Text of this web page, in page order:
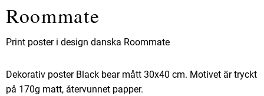
Roommate
Print poster i design danska Roommate
Dekorativ poster Black bear mått 30x40 cm. Motivet är tryckt
på 170g matt, återvunnet papper.